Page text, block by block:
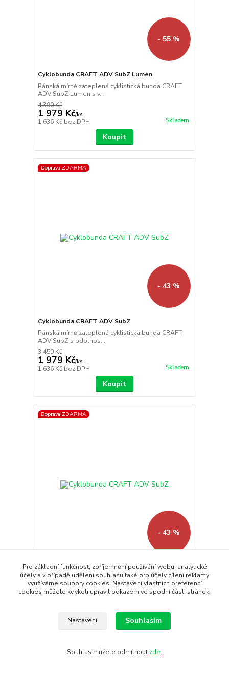
- 55 %
Cyklobunda CRAFT ADV SubZ Lumen
Pánská mírně zateplená cyklistická bunda CRAFT
ADV SubZ Lumen s v...
4 390 Kč
1 979 Kč/ks
1 636 Kč bez DPH Skladem
Koupit
Doprava ZDARMA
- 43 %
Cyklobunda CRAFT ADV SubZ
Pánská mírně zateplená cyklistická bunda CRAFT
ADV SubZ s odolnos...
3 450 Kč
1 979 Kč/ks
1 636 Kč bez DPH Skladem
Koupit
Doprava ZDARMA
- 43 %
Cyklobunda CRAFT ADV SubZ
Pánská mírně zateplená cyklistická bunda CRAFT
ADV SubZ s odolnos...
Skladem
Koupit
Pro základní funkčnost, zpříjemnění používání webu, analytické
účely a v případě udělení souhlasu také pro účely cílení reklamy
využíváme soubory cookies. Nastavení vlastních preferencí
cookies můžete kdykoli upravit odkazem ve spodní části stránek.
Nastavení Souhlasím
Souhlas můžete odmítnout zde.